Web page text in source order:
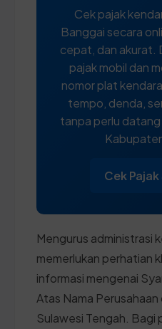
Cek pajak
Banggai secara
cepat, dan akurat.
pajak mobil dan
nomor plat
tempo, denda,
tanpa perlu datang
Cek
Mengurus administrasi
memerlukan perhatian
informasi mengenai
Atas Nama
Sulawesi Tengah. Bagi